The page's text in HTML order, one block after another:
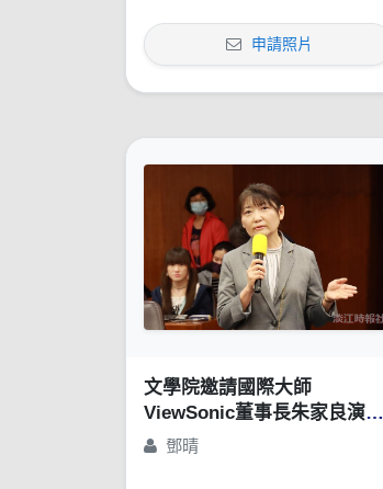
申請照片
文學院邀請國際大師
ViewSonic董事長朱家良演講
「苦幹、實幹，還得用對方
鄧晴